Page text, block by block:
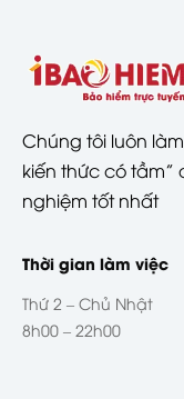
Chúng tôi luôn
kiến thức có tầm”
nghiệm tốt nhất
Thời gian làm việc
Thứ 2 – Chủ Nhật
8h00 – 22h00